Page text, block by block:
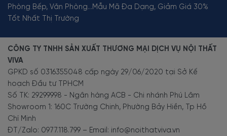
Phòng Bếp, Văn Phòng...Mẫu Mã Đa Dạng, Giảm Giá 30%
Tốt Nhất Thị Trường
CÔNG TY TNHH SẢN XUẤT THƯƠNG MẠI DỊCH VỤ NỘI THẤT
VIVA
GPKD số 0316355048 cấp ngày 29/06/2020 tại Sở Kế
hoạch Đầu tư TPHCM
Số TK: 29299998 - Ngân hàng ACB - Chi nhánh Phú Lâm
Showroom 1: 160C Trường Chinh, Phường Bảy Hiền, Tp Hồ
Chí Minh
ĐT/Zalo: 0977.118.799 – Email: info@noithatviva.vn